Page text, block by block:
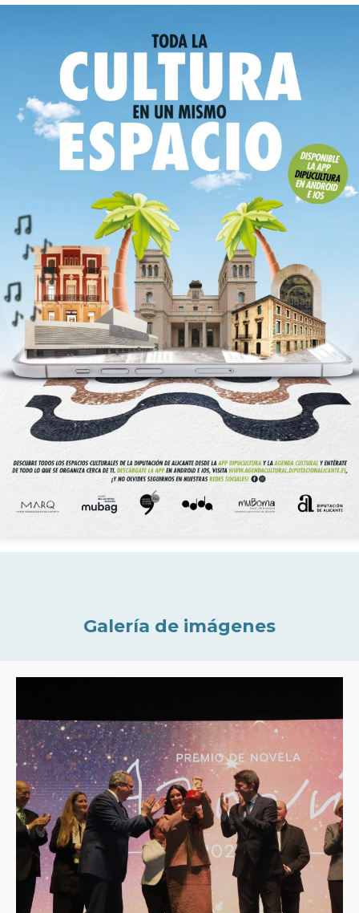
Galería de imágenes